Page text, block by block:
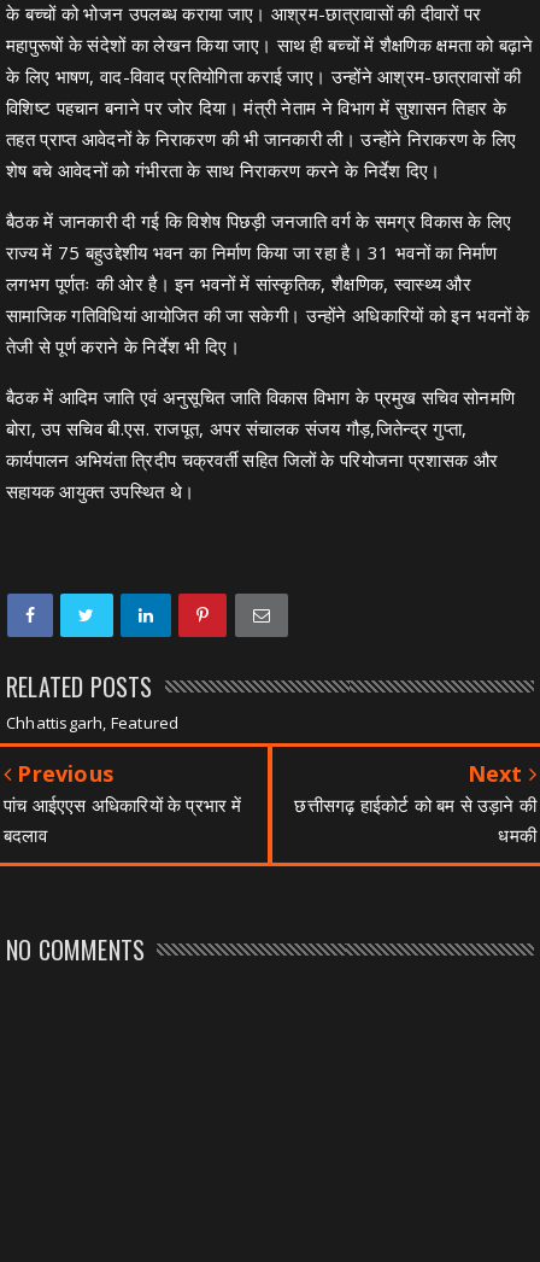
के बच्चों को भोजन उपलब्ध कराया जाए। आश्रम-छात्रावासों की दीवारों पर
महापुरूषों के संदेशों का लेखन किया जाए। साथ ही बच्चों में शैक्षणिक क्षमता को बढ़ाने
के लिए भाषण, वाद-विवाद प्रतियोगिता कराई जाए। उन्होंने आश्रम-छात्रावासों की
विशिष्ट पहचान बनाने पर जोर दिया। मंत्री नेताम ने विभाग में सुशासन तिहार के
तहत प्राप्त आवेदनों के निराकरण की भी जानकारी ली। उन्होंने निराकरण के लिए
शेष बचे आवेदनों को गंभीरता के साथ निराकरण करने के निर्देश दिए।
बैठक में जानकारी दी गई कि विशेष पिछड़ी जनजाति वर्ग के समग्र विकास के लिए
राज्य में 75 बहुउद्देशीय भवन का निर्माण किया जा रहा है। 31 भवनों का निर्माण
लगभग पूर्णतः की ओर है। इन भवनों में सांस्कृतिक, शैक्षणिक, स्वास्थ्य और
सामाजिक गतिविधियां आयोजित की जा सकेगी। उन्होंने अधिकारियों को इन भवनों के
तेजी से पूर्ण कराने के निर्देश भी दिए।
बैठक में आदिम जाति एवं अनुसूचित जाति विकास विभाग के प्रमुख सचिव सोनमणि
बोरा, उप सचिव बी.एस. राजपूत, अपर संचालक संजय गौड़,जितेन्द्र गुप्ता,
कार्यपालन अभियंता त्रिदीप चक्रवर्ती सहित जिलों के परियोजना प्रशासक और
सहायक आयुक्त उपस्थित थे।
RELATED POSTS
Chhattisgarh, Featured
Previous
पांच आईएएस अधिकारियों के प्रभार में
बदलाव
Next
छत्तीसगढ़ हाईकोर्ट को बम से उड़ाने की
धमकी
NO COMMENTS